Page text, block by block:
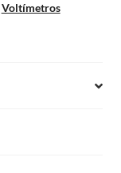
Voltímetros